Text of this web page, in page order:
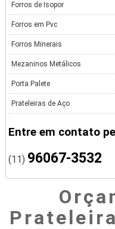
Forros de Isopor
Forros em Pvc
Forros Minerais
Mezaninos Metálicos
Porta Palete
Prateleiras de Aço
Entre em contato
(11) 96067-3532